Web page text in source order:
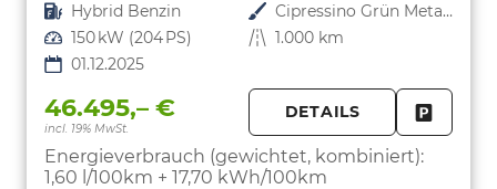
Kraftstoff Hybrid Benzin Außenfarbe
Cipressino Grün Metallic
Leistung 150 kW (204 PS) Kilometerstand 1.000 km
01.12.2025
46.495,– €
incl. 19% MwSt.
DETAILS
Energieverbrauch (gewichtet, kombiniert):
1,60 l/100km + 17,70 kWh/100km